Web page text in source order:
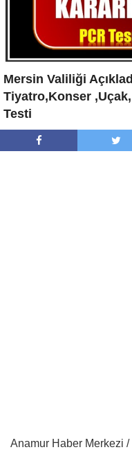
Mersin Valiliği
Tiyatro,Konser
Testi
Anamur Haber Merkezi /